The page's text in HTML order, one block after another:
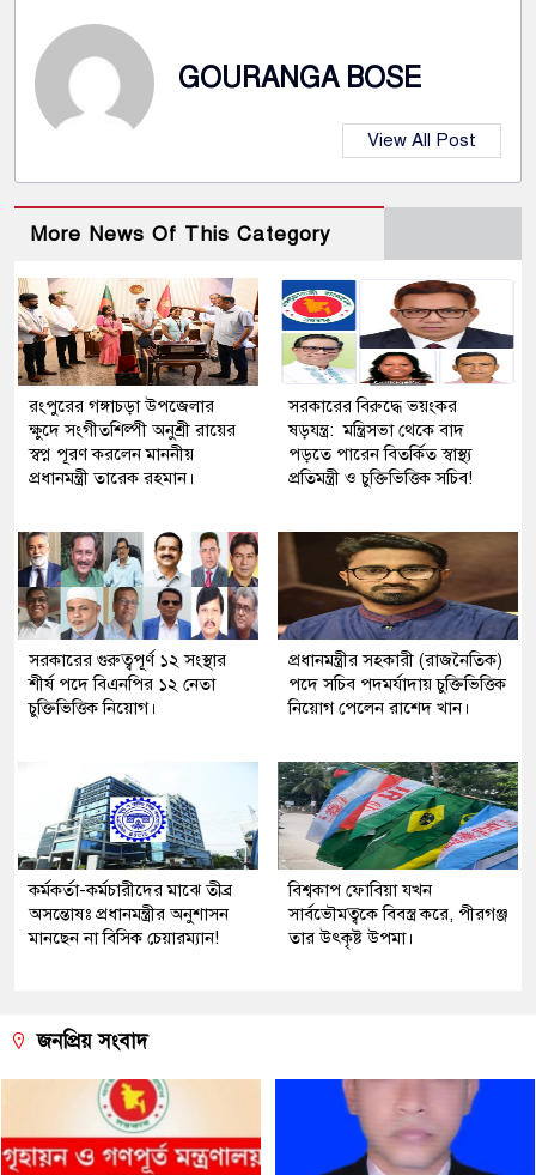
GOURANGA BOSE
View All Post
More News Of This Category
রংপুরের গঙ্গাচড়া উপজেলার
ক্ষুদে সংগীতশিল্পী অনুশ্রী রায়ের
স্বপ্ন পূরণ করলেন মাননীয়
প্রধানমন্ত্রী তারেক রহমান।
সরকারের বিরুদ্ধে ভয়ংকর
ষড়যন্ত্র: মন্ত্রিসভা থেকে বাদ
পড়তে পারেন বিতর্কিত স্বাস্থ্য
প্রতিমন্ত্রী ও চুক্তিভিত্তিক সচিব!
সরকারের গুরুত্বপূর্ণ ১২ সংস্থার
শীর্ষ পদে বিএনপির ১২ নেতা
চুক্তিভিত্তিক নিয়োগ।
প্রধানমন্ত্রীর সহকারী (রাজনৈতিক)
পদে সচিব পদমর্যাদায় চুক্তিভিত্তিক
নিয়োগ পেলেন রাশেদ খান।
কর্মকর্তা-কর্মচারীদের মাঝে তীব্র
অসন্তোষঃ প্রধানমন্ত্রীর অনুশাসন
মানছেন না বিসিক চেয়ারম্যান!
বিশ্বকাপ ফোবিয়া যখন
সার্বভৌমত্বকে বিবস্ত্র করে, পীরগঞ্জ
তার উৎকৃষ্ট উপমা।
জনপ্রিয় সংবাদ